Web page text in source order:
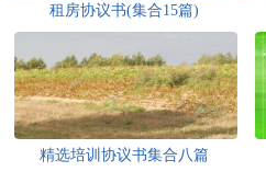
租房协议书(集合15篇)
精选培训协议书集合八篇